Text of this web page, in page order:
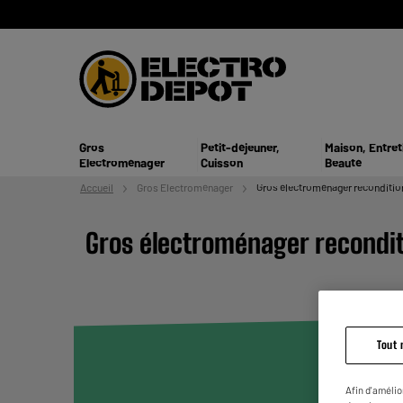
Gros
Electroménager
Petit-déjeuner,
Cuisson
Maison,
Beauté
Accueil Gros Electroménager Gros électroménager
Gros électroménager
Tout
Afin